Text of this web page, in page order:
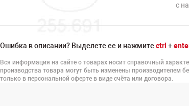
с
Ошибка в описании? Выделете ее и нажмите ctrl +
Вся информация на сайте о товарах носит справочный
производства товара могут быть изменены производителем
только в персональной оферте в виде счёта или договора.